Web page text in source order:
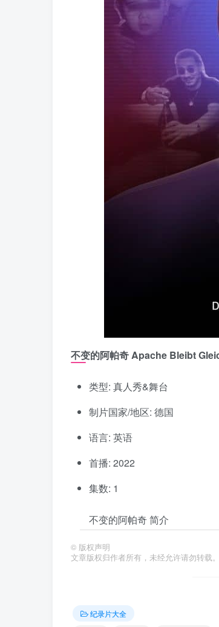
不变的阿帕奇 Apache Bleibt
类型: 真人秀&舞台
制片国家/地区: 德国
语言: 英语
首播: 2022
集数: 1
不变的阿帕奇 简介
© 版权声明
文章版权归作者所有，未经允许请勿转载。
纪录片大全